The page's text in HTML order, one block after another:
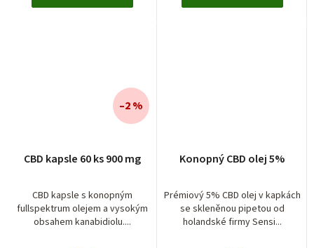
CBD kapsle 60 ks 900 mg
CBD kapsle s konopným
fullspektrum olejem a vysokým
obsahem kanabidiolu....
–2 %
Konopný CBD olej 5%
Prémiový 5% CBD olej v kapkách
se skleněnou pipetou od
holandské firmy Sensi...